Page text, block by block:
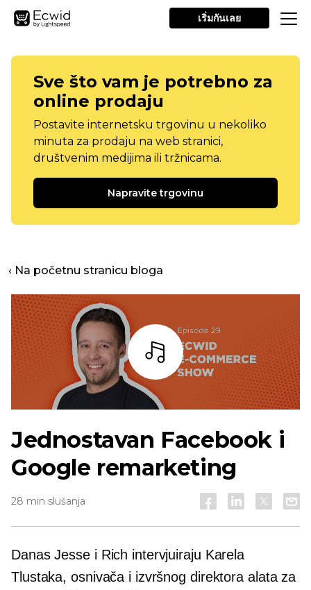
เริ่มกันเลย
Sve što vam je potrebno za
online prodaju
Postavite internetsku trgovinu u nekoliko
minuta za prodaju na web stranici,
društvenim medijima ili tržnicama.
Napravite trgovinu
‹ Na početnu stranicu bloga
Slušaj
Jednostavan Facebook i
Google remarketing
28 min slušanja
Danas Jesse i Rich intervjuiraju Karela
Tlustaka, osnivača i izvršnog direktora alata za